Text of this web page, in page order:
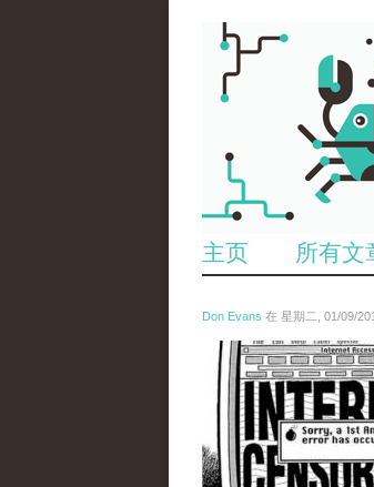
主页 所有文
Don Evans 在 星期二, 01/09/
wechatimg866.jpeg